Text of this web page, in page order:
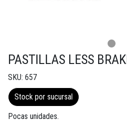
PASTILLAS LESS
SKU: 657
Stock por sucursal
Pocas unidades.